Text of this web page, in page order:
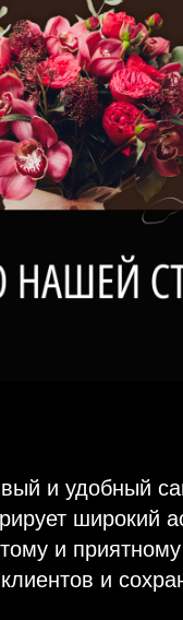
и удобный
широкий
и
и